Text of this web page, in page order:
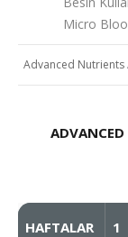
Micro
Advanced Nutrients
HAFTALAR 1